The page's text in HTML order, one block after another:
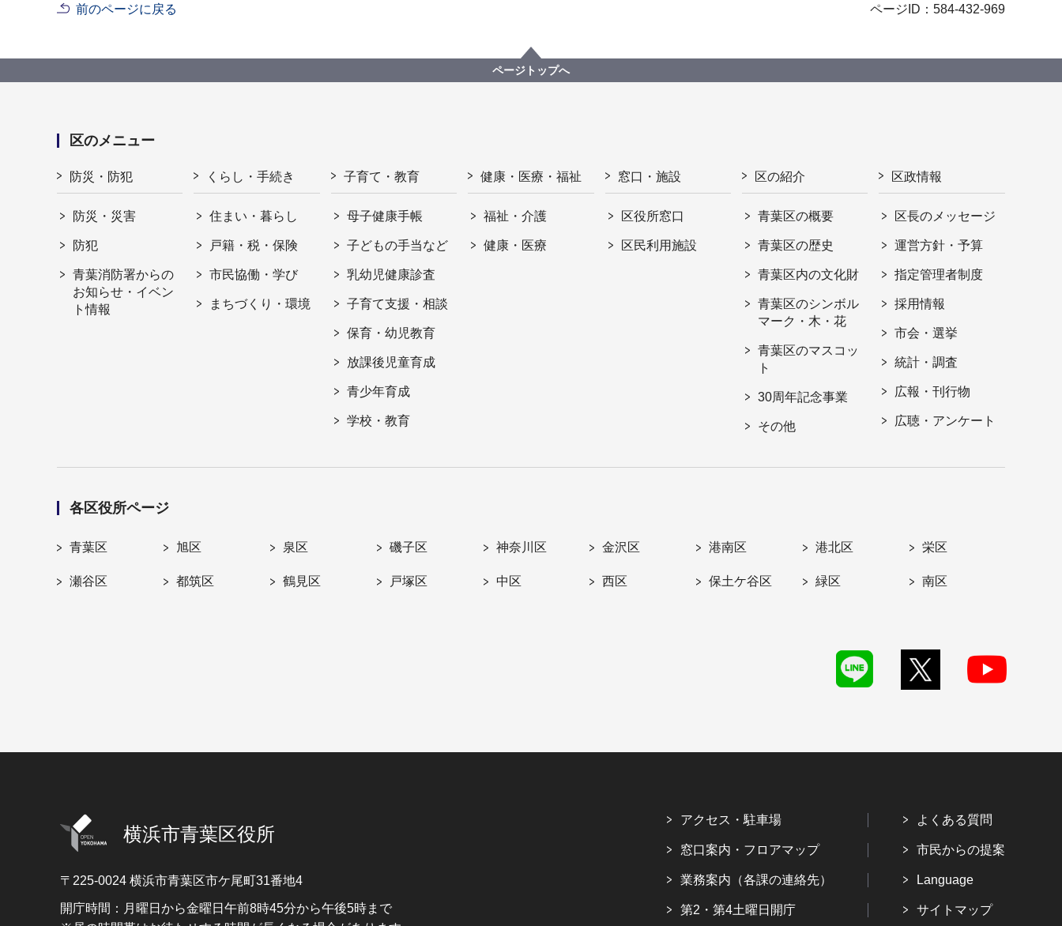
前のページに戻る ページID：584-432-969
ページトップへ
区のメニュー
防災・防犯
防災・災害
防犯
青葉消防署からの
お知らせ・イベン
ト情報
くらし・手続き
住まい・暮らし
戸籍・税・保険
市民協働・学び
まちづくり・環境
子育て・教育
母子健康手帳
子どもの手当など
乳幼児健康診査
子育て支援・相談
保育・幼児教育
放課後児童育成
青少年育成
学校・教育
健康・医療・福祉
福祉・介護
健康・医療
窓口・施設
区役所窓口
区民利用施設
区の紹介
青葉区の概要
青葉区の歴史
青葉区内の文化財
青葉区のシンボル
マーク・木・花
青葉区のマスコッ
ト
30周年記念事業
その他
区政情報
区長のメッセージ
運営方針・予算
指定管理者制度
採用情報
市会・選挙
統計・調査
広報・刊行物
広聴・アンケート
各区役所ページ
青葉区 旭区 泉区 磯子区 神奈川区 金沢区 港南区 港北区 栄区
瀬谷区 都筑区 鶴見区 戸塚区 中区 西区 保土ケ谷区 緑区 南区
横浜市青葉区役所
〒225-0024 横浜市青葉区市ケ尾町31番地4
開庁時間：月曜日から金曜日午前8時45分から午後5時まで
アクセス・駐車場
窓口案内・フロアマップ
業務案内（各課の連絡先）
第2・第4土曜日開庁
よくある質問
市民からの提案
Language
サイトマップ